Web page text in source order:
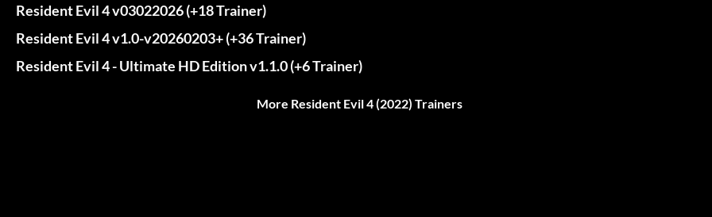
Resident Evil 4 v03022026 (+18 Trainer)
Resident Evil 4 v1.0-v20260203+ (+36 Trainer)
Resident Evil 4 - Ultimate HD Edition v1.1.0 (+6 Trainer)
More Resident Evil 4 (2022) Trainers